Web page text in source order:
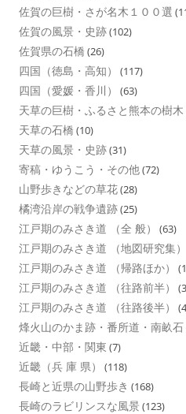
佐賀の巨樹・さが名木１００選
佐賀の風景・史跡(102)
佐賀県の石橋 (26)
四国（徳島・高知） (117)
四国（愛媛・香川） (63)
天草の巨樹・ふるさと熊本の樹木
天草の石橋 (10)
天草の風景・史跡(31)
寄稿・ゆうこう・その他(72)
山野歩きなどの草花(28)
橘湾沿岸の戦争遺跡(25)
江戸期のみさき道 （全 般） (63)
江戸期のみさき道 （地図研究集）
江戸期のみさき道 （帰路ほか）
江戸期のみさき道 （往路前半）
江戸期のみさき道 （往路後半）
烽火山のかま跡・番所道・南畝石
近畿・中部・関東 (7)
近畿（兵 庫 県） (118)
長崎と近県の山野歩き (168)
長崎のラビリンスな風景 (123)